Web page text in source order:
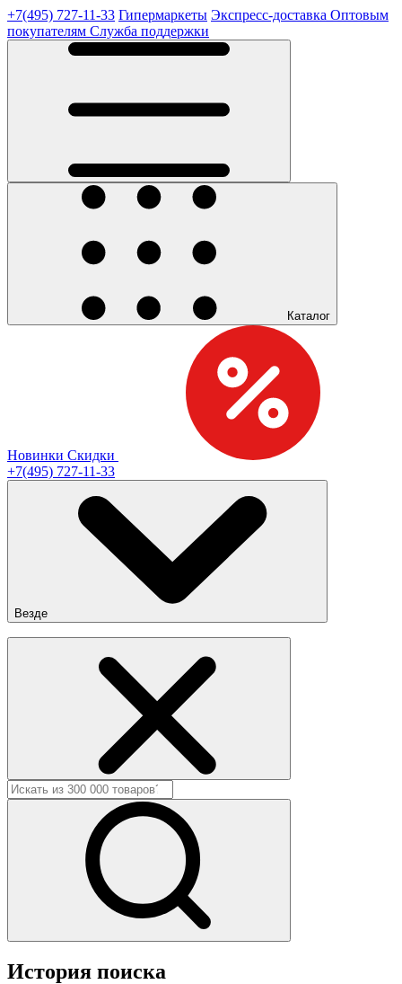
+7(495) 727-11-33 Гипермаркеты Экспресс-доставка Оптовым
покупателям Служба поддержки
Каталог
Новинки Скидки
+7(495) 727-11-33
Везде
История поиска